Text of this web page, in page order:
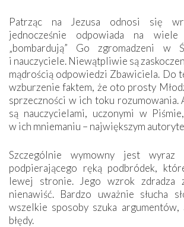
Patrząc na Jezusa odnosi się
jednocześnie odpowiada na
„bombardują” Go zgromadzeni w
i nauczyciele. Niewątpliwie są
mądrością odpowiedzi Zbawiciela. Do
wzburzenie faktem, że oto prosty
sprzeczności w ich toku rozumowania.
są nauczycielami, uczonymi w
w ich mniemaniu – największym
Szczególnie wymowny jest wyraz
podpierającego ręką podbródek,
lewej stronie. Jego wzrok zdradza
nienawiść. Bardzo uważnie słucha
wszelkie sposoby szuka argumentów,
błędy.